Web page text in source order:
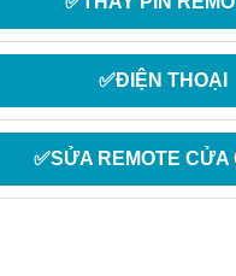
✅ĐIỆN THOẠI
✅SỬA REMOTE CỬA